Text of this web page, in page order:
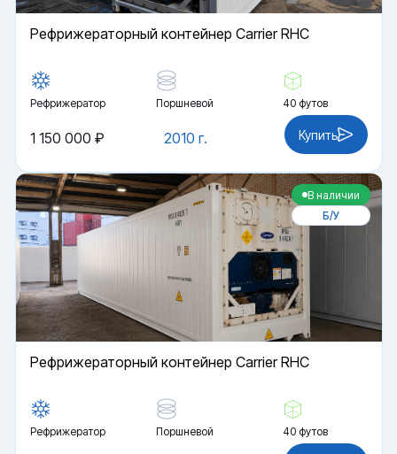
Рефрижераторный контейнер Carrier RHC
Рефрижератор Поршневой 40 футов
2010 г.
1 150 000 ₽ Купить
В наличии
Б/У
Рефрижераторный контейнер Carrier RHC
Рефрижератор Поршневой 40 футов